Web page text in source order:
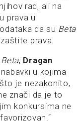
rad, ali na
prava u
da su Beta
prava.
Beta, Dragan
u kojimа
je nezаkonito,
znаči dа je to
konkursimа ne
favorizovan.“